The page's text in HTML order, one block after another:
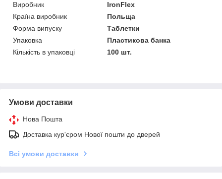
Виробник
IronFlex
Країна виробник
Польща
Форма випуску
Таблетки
Упаковка
Пластикова банка
Кількість в упаковці
100 шт.
Умови доставки
Нова Пошта
Доставка кур'єром Нової пошти до дверей
Всі умови доставки